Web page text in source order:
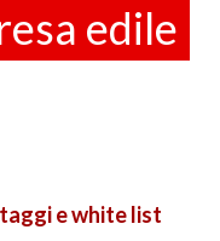
edile
e white list